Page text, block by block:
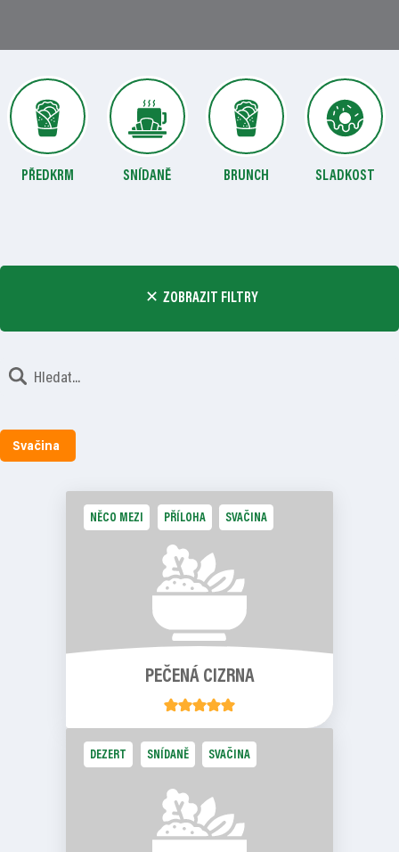
PŘEDKRM SNÍDANĚ BRUNCH SLADKOST
ZOBRAZIT FILTRY
Svačina
NĚCO MEZI PŘÍLOHA SVAČINA
PEČENÁ CIZRNA
DEZERT SNÍDANĚ SVAČINA